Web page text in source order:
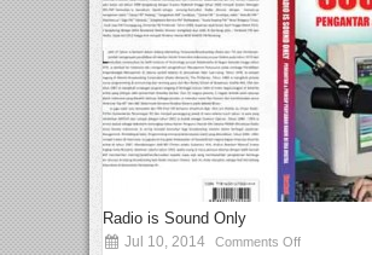
Radio is Sound Only
Jul 10, 2014 Comments Off